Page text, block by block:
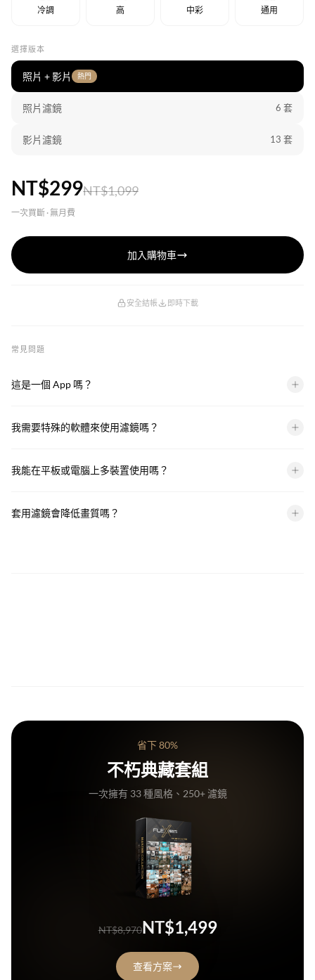
冷調 高 中彩 通用
選擇版本
照片 + 影片 熱門
照片濾鏡 6 套
影片濾鏡 13 套
NT$299NT$1,099
一次買斷 · 無月費
加入購物車
安全結帳 即時下載
常見問題
這是一個 App 嗎？
匯入第三方 App 後即可使用。
我需要特殊的軟體來使用濾鏡嗎？
手機版：Lightroom Mobile (免費)
*所有支援 LUT檔 (.CUBE) 的軟體都可使用我們影片濾鏡
我能在平板或電腦上多裝置使用嗎？
套用濾鏡會降低畫質嗎？
省下 80%
不朽典藏套組
一次擁有 33 種風格、250+ 濾鏡
NT$8,970NT$1,499
查看方案